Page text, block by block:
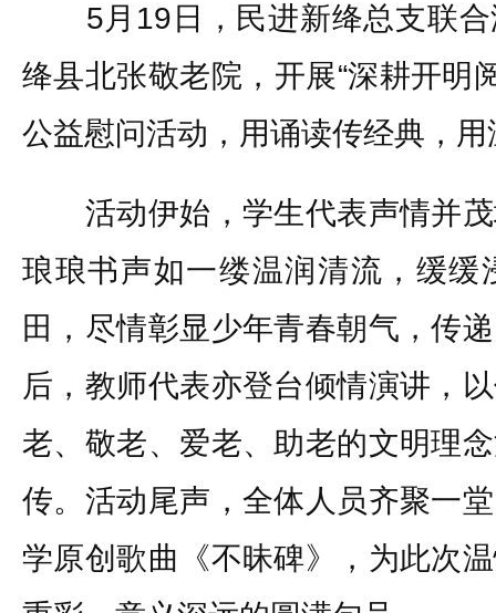
5月19日，民进新绛总支联合
绛县北张敬老院，开展“深耕开明
公益慰问活动，用诵读传经典，
活动伊始，学生代表声情并茂
琅琅书声如一缕温润清流，缓缓
田，尽情彰显少年青春朝气，传
后，教师代表亦登台倾情演讲，
老、敬老、爱老、助老的文明理
传。活动尾声，全体人员齐聚一
学原创歌曲《不昧碑》，为此次